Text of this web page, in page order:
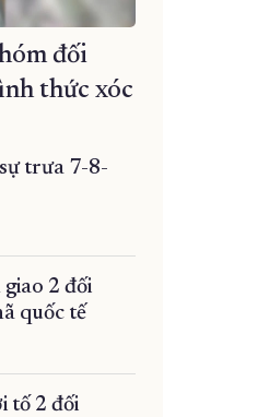
đối
thức xóc
trưa 7-8-
2 đối
quốc tế
tố 2 đối